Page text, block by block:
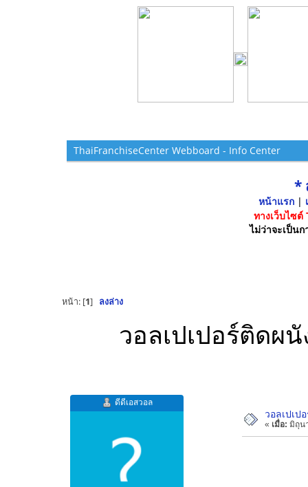
ThaiFranchiseCenter Webboard - Info Center
*
หน้าแรก|
ทางเว็บไซ
ไม่ว่าจะเป็น
หน้า: [1] ลงล่าง
วอลเปเปอร์ติดผ
ดีดีเอสวอล
วอลเปเ
« เมื่อ: มิถุน